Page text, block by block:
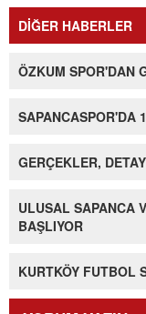
DİĞER HABERLER
ÖZKUM SPOR'DAN
SAPANCASPOR'DA
GERÇEKLER,
ULUSAL SAPANCA
BAŞLIYOR
KURTKÖY FUTBOL